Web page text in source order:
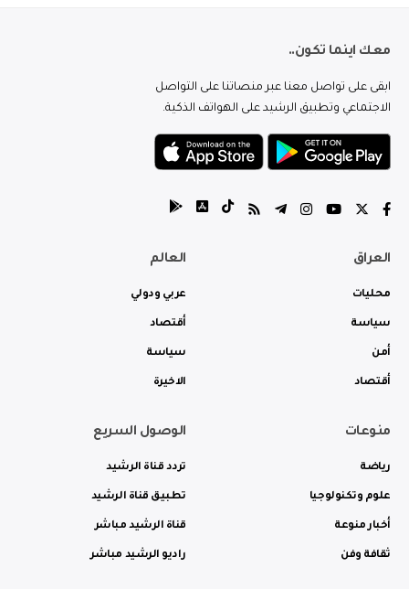
معك اينما تكون..
ابقى على تواصل معنا عبر منصاتنا على التواصل
الاجتماعي وتطبيق الرشيد على الهواتف الذكية.
العراق
محليات
سياسة
أمن
أقتصاد
العالم
عربي ودولي
أقتصاد
سياسة
الاخيرة
منوعات
رياضة
علوم وتكنولوجيا
أخبار منوعة
ثقافة وفن
الوصول السريع
تردد قناة الرشيد
تطبيق قناة الرشيد
قناة الرشيد مباشر
راديو الرشيد مباشر